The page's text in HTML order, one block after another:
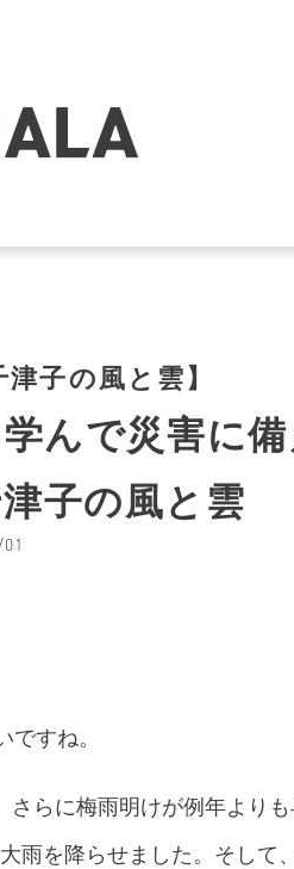
津子の風と雲】
んで災害に
子の風と雲
すね。
らに梅雨明けが例年より
雨を降らせました。そして